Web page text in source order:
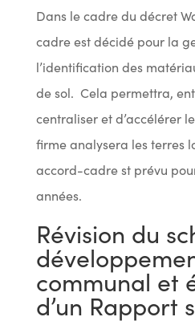
Dans le cadre du décret
cadre est décidé pour la
l’identification des
de sol. Cela permettra,
centraliser et d’accélérer
firme analysera les terres
accord-cadre st prévu
années.
Révision du
communal et
d’un Rapport